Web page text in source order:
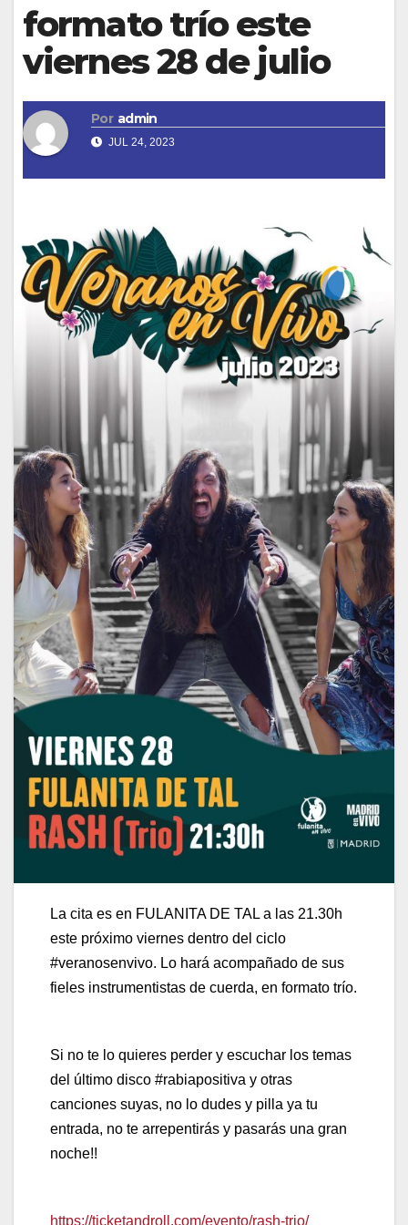
formato trío este
viernes 28 de julio
Por admin
JUL 24, 2023
La cita es en FULANITA DE TAL a las 21.30h
este próximo viernes dentro del ciclo
#veranosenvivo. Lo hará acompañado de sus
fieles instrumentistas de cuerda, en formato trío.
Si no te lo quieres perder y escuchar los temas
del último disco #rabiapositiva y otras
canciones suyas, no lo dudes y pilla ya tu
entrada, no te arrepentirás y pasarás una gran
noche!!
https://ticketandroll.com/evento/rash-trio/